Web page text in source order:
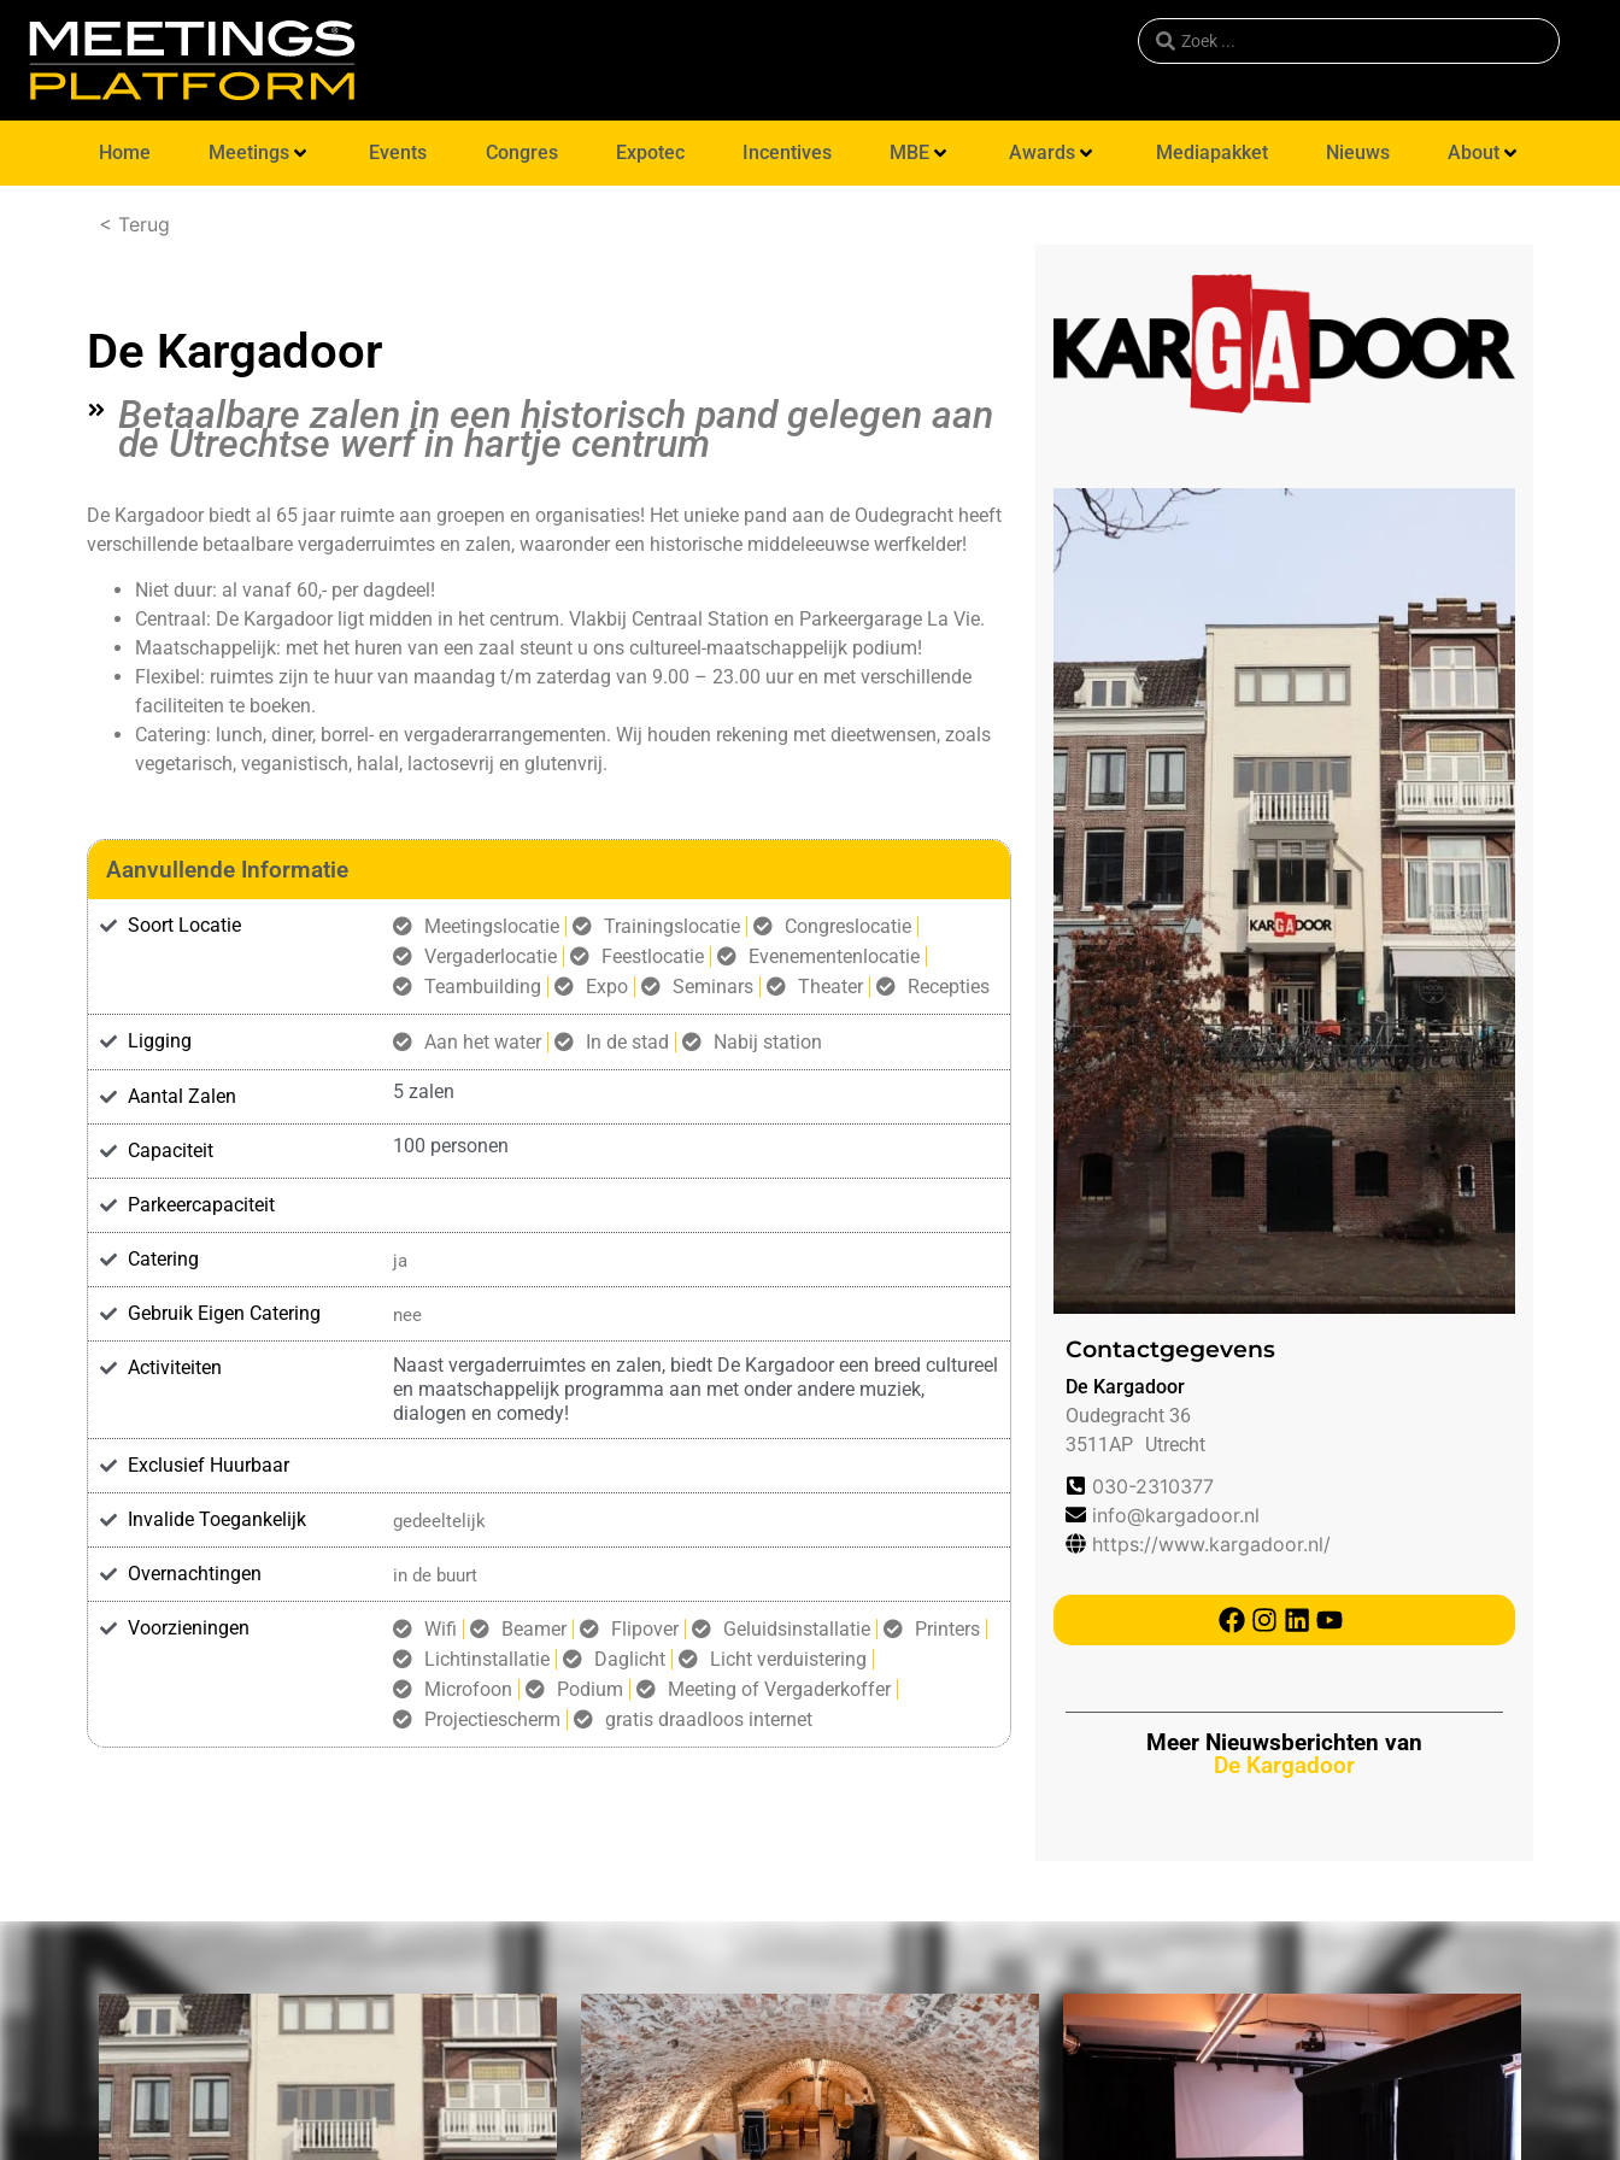
Home Meetings Events Congres Expotec Incentives MBE Awards Mediapakket Nieuws About
< Terug
De Kargadoor
Betaalbare zalen in een historisch pand gelegen aan
de Utrechtse werf in hartje centrum
De Kargadoor biedt al 65 jaar ruimte aan groepen en organisaties! Het unieke pand aan de Oudegracht heeft
verschillende betaalbare vergaderruimtes en zalen, waaronder een historische middeleeuwse werfkelder!
Niet duur: al vanaf 60,- per dagdeel!
Centraal: De Kargadoor ligt midden in het centrum. Vlakbij Centraal Station en Parkeergarage La Vie.
Maatschappelijk: met het huren van een zaal steunt u ons cultureel-maatschappelijk podium!
Flexibel: ruimtes zijn te huur van maandag t/m zaterdag van 9.00 – 23.00 uur en met verschillende
faciliteiten te boeken.
Catering: lunch, diner, borrel- en vergaderarrangementen. Wij houden rekening met dieetwensen, zoals
vegetarisch, veganistisch, halal, lactosevrij en glutenvrij.
Aanvullende Informatie
Soort Locatie Meetingslocatie Trainingslocatie
Congreslocatie
Vergaderlocatie
Feestlocatie
Evenementenlocatie
Teambuilding
Expo Seminars Theater Recepties
Ligging Aan het water In de stad Nabij station
Aantal Zalen 5 zalen
Capaciteit 100 personen
Parkeercapaciteit
Catering ja
Gebruik Eigen Catering nee
Activiteiten
Naast vergaderruimtes en zalen, biedt De Kargadoor een breed cultureel
en maatschappelijk programma aan met onder andere muziek,
dialogen en comedy!
Exclusief Huurbaar
Invalide Toegankelijk gedeeltelijk
Overnachtingen in de buurt
Voorzieningen Wifi Beamer Flipover Geluidsinstallatie
Printers
Lichtinstallatie
Daglicht
Licht verduistering
Microfoon
Podium
Meeting of Vergaderkoffer
Projectiescherm
gratis draadloos internet
Contactgegevens
De Kargadoor
Oudegracht 36
3511AP Utrecht
030-2310377
info@kargadoor.nl
https://www.kargadoor.nl/
Meer Nieuwsberichten van
De Kargadoor